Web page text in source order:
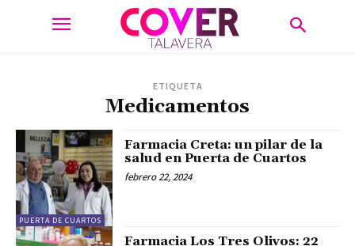
ETIQUETA
Medicamentos
PUERTA DE CUARTOS
Farmacia Creta: un pilar de la
salud en Puerta de Cuartos
febrero 22, 2024
Farmacia Los Tres Olivos: 22